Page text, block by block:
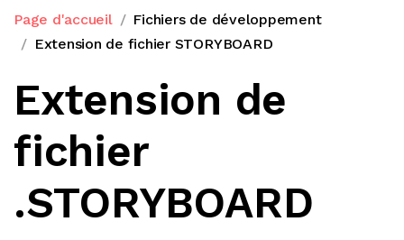
Page d'accueil
Fichiers de développement
Extension de fichier STORYBOARD
Extension de
fichier
.STORYBOARD